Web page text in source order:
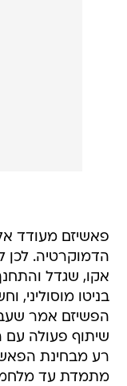
פאשיזם מעודד
הדמוקרטיה. לכן
אקו, שגדל
בניטו מוסוליני,
הפשיזם אמר
שיתוף פעולה עם
רע מבחינת
מתמדת עד מלחמת